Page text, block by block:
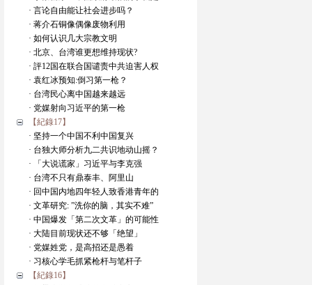
· 言论自由能让社会进步吗？
· 蒋介石铜像偶像废物利用
· 如何认识几大宗教文明
· 北京、台湾谁更想维持现状?
· 評12国在联合国谴责中共迫害人权
· 袁红冰预知:倒习第一枪？
· 台湾民心离中国越来越远
· 党媒射向习近平的第一枪
【紀錄17】
· 坚持一个中国不利中国复兴
· 台独大师分析九二共识地动山摇？
· 「大说谎家」习近平与李克强
· 台湾不只有鼎泰丰、阿里山
· 回中国内地四年轻人致香港青年的
· 文革研究: ”洗你的脑，其实不难”
· 中国爆发「第二次文革」的可能性
· 大陆目前现状还不够「绝望」
· 党媒姓党，是高招还是愚着
· 习核心学毛抓紧枪杆与笔杆子
【紀錄16】